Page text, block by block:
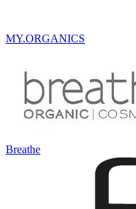
MY.ORGANICS
Breathe